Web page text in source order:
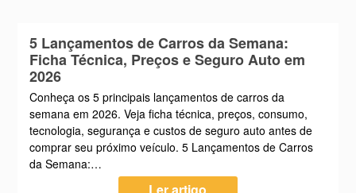
5 Lançamentos de Carros da Semana:
Ficha Técnica, Preços e Seguro Auto em
2026
Conheça os 5 principais lançamentos de carros da
semana em 2026. Veja ficha técnica, preços, consumo,
tecnologia, segurança e custos de seguro auto antes de
comprar seu próximo veículo. 5 Lançamentos de Carros
da Semana:…